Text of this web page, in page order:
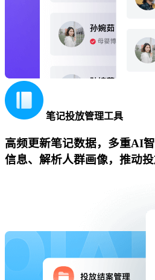
笔记投放管理工具
高频更新笔记数据，多重AI
信息、解析人群画像，推动投